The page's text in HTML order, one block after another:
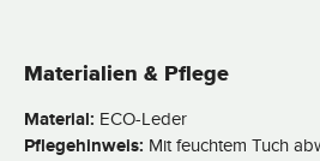
Materialien & Pflege
Material: ECO-Leder
Pflegehinweis: Mit feuchtem Tuch